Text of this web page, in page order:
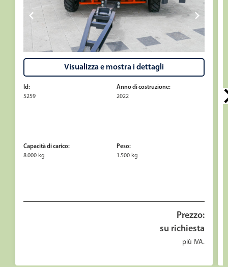
Visualizza e mostra i dettagli
Id:
5259
Anno di costruzione:
2022
Capacità di carico:
8.000 kg
Peso:
1.500 kg
Prezzo:
su richiesta
più IVA.